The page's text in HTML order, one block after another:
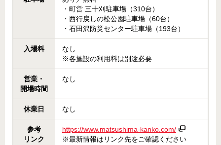
・町営 三十刈駐車場（310台）
・西行戻しの松公園駐車場（60台）
・石田沢防災センター駐車場（193台）
入場料
なし
※各施設の利用料は別途必要
営業・
開場時間
なし
休業日 なし
参考
リンク
https://www.matsushima-kanko.com/
※最新情報はリンク先をご確認ください